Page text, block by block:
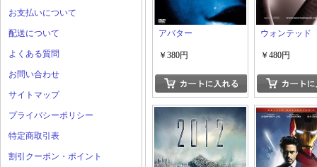
お支払いについて
配送について
よくある質問
お問い合わせ
サイトマップ
プライバシーポリシー
特定商取引表
割引クーポン・ポイント
アバター
￥380円
ウォンテッド
￥480円